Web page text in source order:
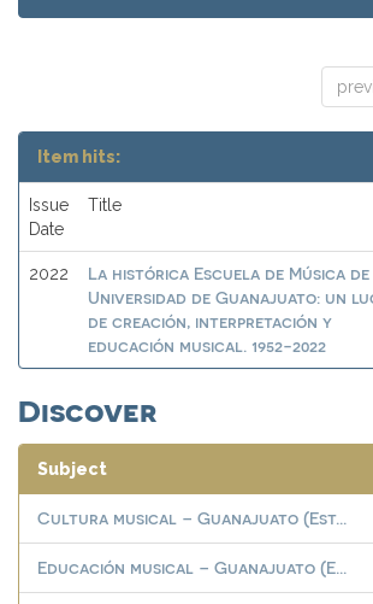
Item hits:
Issue
Date
Title
2022
La histórica Escuela de Música
Universidad de Guanajuato: un
de creación, interpretación y
educación musical. 1952-2022
Discover
Subject
Cultura musical – Guanajuato (Est...
Educación musical – Guanajuato (E...